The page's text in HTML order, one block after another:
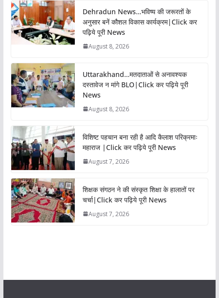
Dehradun News…भविष्य की जरूरतों के
अनुसार बनें कौशल विकास कार्यक्रम|Click कर
पढ़िये पूरी News
August 8, 2026
Uttarakhand…मतदाताओं से अनावश्यक
दस्तावेज न मांगे BLO|Click कर पढ़िये पूरी
News
August 8, 2026
विशिष्ट पहचान बना रही है आदि कैलाश परिक्रमाः
महाराज |Click कर पढ़िये पूरी News
August 7, 2026
शिक्षक संगठन ने की संस्कृत शिक्षा के हालातों पर
चर्चा|Click कर पढ़िये पूरी News
August 7, 2026